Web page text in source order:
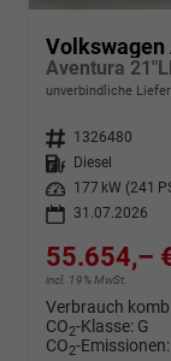
Aventura
unverbindliche
Fahrzeugnr. 1326480
Kraftstoff
Diesel
Leistung
177 kW (241
31.07.2026
55.654,–
incl. 19% MwSt.
Verbrauch
CO2-Klasse: G
CO2-Emissionen: